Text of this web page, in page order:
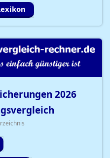
2026